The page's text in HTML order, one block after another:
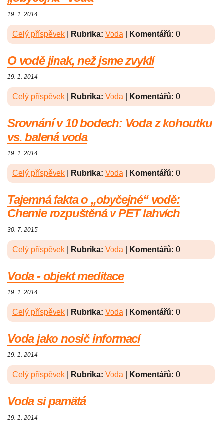
19. 1. 2014
Celý příspěvek Rubrika: Voda Komentářů: 0
O vodě jinak, než jsme zvyklí
19. 1. 2014
Celý příspěvek Rubrika: Voda Komentářů: 0
Srovnání v 10 bodech: Voda z kohoutku
vs. balená voda
19. 1. 2014
Celý příspěvek Rubrika: Voda Komentářů: 0
Tajemná fakta o „obyčejné“ vodě:
Chemie rozpuštěná v PET lahvích
30. 7. 2015
Celý příspěvek Rubrika: Voda Komentářů: 0
Voda - objekt meditace
19. 1. 2014
Celý příspěvek Rubrika: Voda Komentářů: 0
Voda jako nosič informací
19. 1. 2014
Celý příspěvek Rubrika: Voda Komentářů: 0
Voda si pamätá
19. 1. 2014